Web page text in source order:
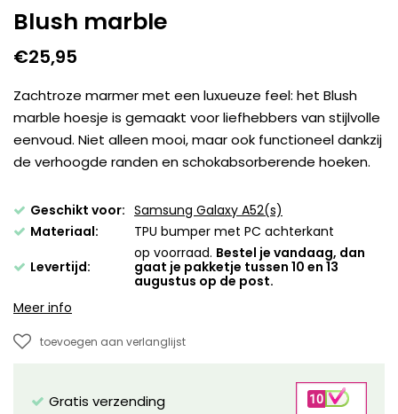
Blush marble
€25,95
Zachtroze marmer met een luxueuze feel: het Blush
marble hoesje is gemaakt voor liefhebbers van stijlvolle
eenvoud. Niet alleen mooi, maar ook functioneel dankzij
de verhoogde randen en schokabsorberende hoeken.
Geschikt voor: Samsung Galaxy A52(s)
Materiaal:
TPU bumper met PC achterkant
Levertijd:
op voorraad. Bestel je vandaag, dan
gaat je pakketje tussen 10 en 13
augustus op de post.
Meer info
toevoegen aan verlanglijst
Gratis verzending